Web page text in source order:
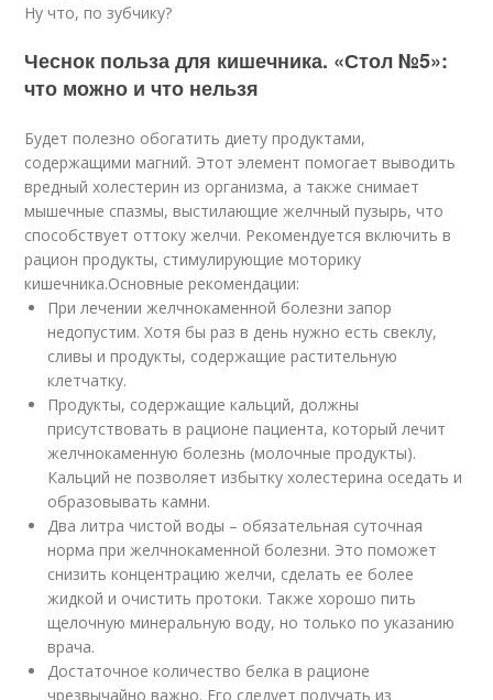
Ну что, по зубчику?
Чеснок польза для кишечника. «Стол №5»:
что можно и что нельзя
Будет полезно обогатить диету продуктами,
содержащими магний. Этот элемент помогает выводить
вредный холестерин из организма, а также снимает
мышечные спазмы, выстилающие желчный пузырь, что
способствует оттоку желчи. Рекомендуется включить в
рацион продукты, стимулирующие моторику
кишечника.Основные рекомендации:
При лечении желчнокаменной болезни запор
недопустим. Хотя бы раз в день нужно есть свеклу,
сливы и продукты, содержащие растительную
клетчатку.
Продукты, содержащие кальций, должны
присутствовать в рационе пациента, который лечит
желчнокаменную болезнь (молочные продукты).
Кальций не позволяет избытку холестерина оседать и
образовывать камни.
Два литра чистой воды – обязательная суточная
норма при желчнокаменной болезни. Это поможет
снизить концентрацию желчи, сделать ее более
жидкой и очистить протоки. Также хорошо пить
щелочную минеральную воду, но только по указанию
врача.
Достаточное количество белка в рационе
чрезвычайно важно. Его следует получать из